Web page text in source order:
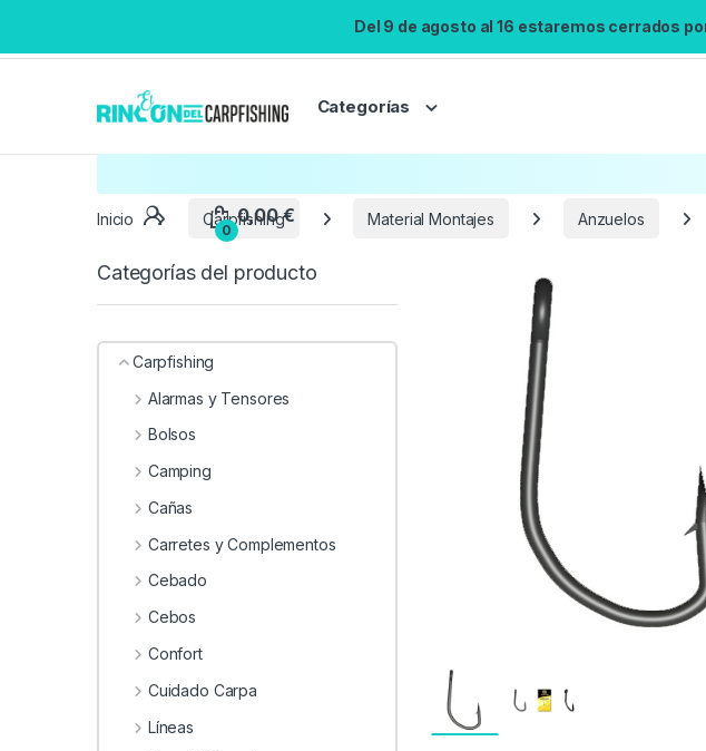
Del 9 de agosto al 16 estaremos cerrados
Categorías
No se pudo
Inicio Carpfishing Material Montajes Anzuelos
Categorías del producto
Carpfishing
Alarmas y Tensores
Bolsos
Camping
Cañas
Carretes y Complementos
Cebado
Cebos
Confort
Cuidado Carpa
Líneas